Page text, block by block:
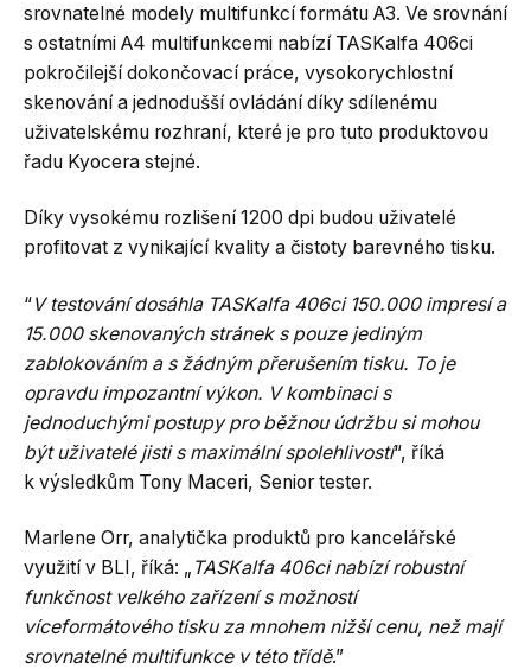
srovnatelné modely multifunkcí formátu A3. Ve srovnání
s ostatními A4 multifunkcemi nabízí TASKalfa 406ci
pokročilejší dokončovací práce, vysokorychlostní
skenování a jednodušší ovládání díky sdílenému
uživatelskému rozhraní, které je pro tuto produktovou
řadu Kyocera stejné.
Díky vysokému rozlišení 1200 dpi budou uživatelé
profitovat z vynikající kvality a čistoty barevného tisku.
“V testování dosáhla TASKalfa 406ci 150.000 impresí a
15.000 skenovaných stránek s pouze jediným
zablokováním a s žádným přerušením tisku. To je
opravdu impozantní výkon. V kombinaci s
jednoduchými postupy pro běžnou údržbu si mohou
být uživatelé jisti s maximální spolehlivostí“, říká
k výsledkům Tony Maceri, Senior tester.
Marlene Orr, analytička produktů pro kancelářské
využití v BLI, říká: „ TASKalfa 406ci nabízí robustní
funkčnost velkého zařízení s možností
víceformátového tisku za mnohem nižší cenu, než mají
srovnatelné multifunkce v této třídě.”